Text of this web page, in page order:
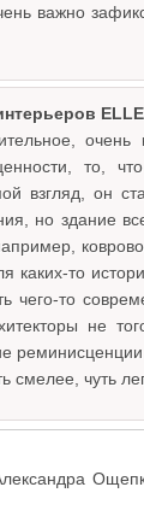
важно
ELLE
очень
то,
взгляд, он
но здание
то
чего-то
не
чуть